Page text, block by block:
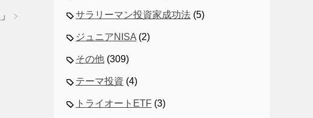
」 サラリーマン投資家成功法 (5)
ジュニアNISA (2)
その他 (309)
テーマ投資 (4)
トライオートETF (3)